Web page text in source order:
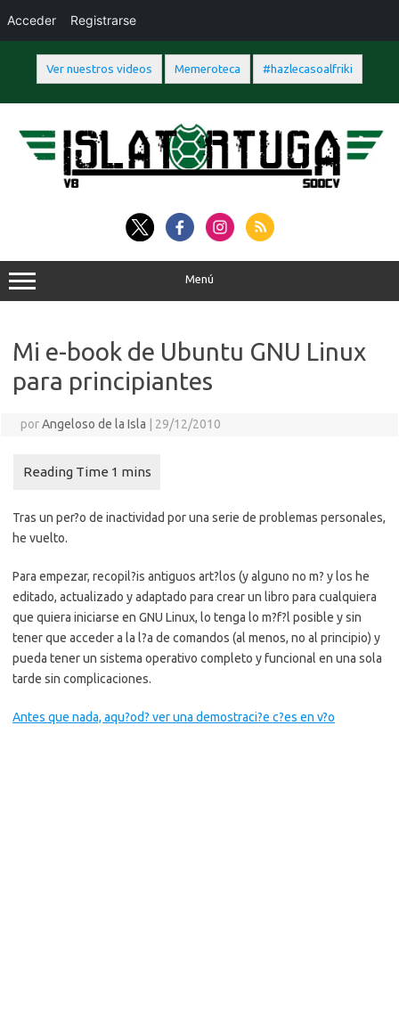
Ver nuestros videos Memeroteca #hazlecasoalfriki
contenido
Menú
Mi e-book de Ubuntu GNU Linux
para principiantes
porAngeloso de la Isla 29/12/2010
Tras un per?o de inactividad por una serie de problemas personales,
he vuelto.
Para empezar, recopil?is antiguos art?los (y alguno no m? y los he
editado, actualizado y adaptado para crear un libro para cualquiera
que quiera iniciarse en GNU Linux, lo tenga lo m?f?l posible y sin
tener que acceder a la l?a de comandos (al menos, no al principio) y
pueda tener un sistema operativo completo y funcional en una sola
tarde sin complicaciones.
Antes que nada, aqu?od? ver una demostraci?e c?es en v?o
Acceder Registrarse